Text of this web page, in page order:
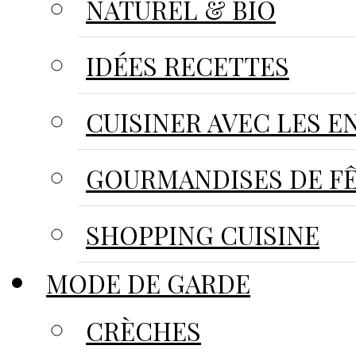
NATUREL & BIO
IDÉES RECETTES
CUISINER AVEC LES
GOURMANDISES DE
SHOPPING CUISINE
MODE DE GARDE
CRÈCHES